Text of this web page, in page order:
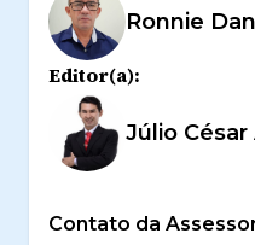
Ronnie
Editor(a):
Júlio
Contato da